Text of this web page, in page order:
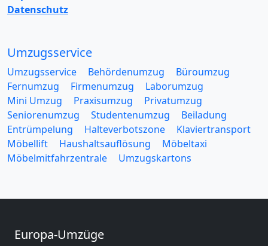
Datenschutz
Umzugsservice
Umzugsservice Behördenumzug
Büroumzug
Fernumzug
Firmenumzug
Laborumzug
Mini Umzug
Praxisumzug
Privatumzug
Seniorenumzug
Studentenumzug
Beiladung
Entrümpelung
Halteverbotszone
Klaviertransport
Möbellift
Haushaltsauflösung
Möbeltaxi
Möbelmitfahrzentrale
Umzugskartons
Europa-Umzüge